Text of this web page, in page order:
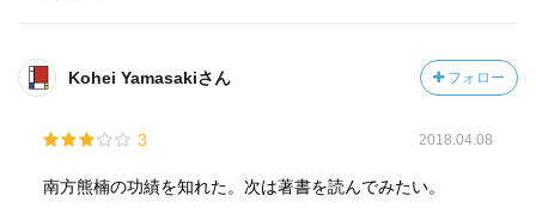
Kohei Yamasakiさん フォロー
3 2018.04.08
南方熊楠の功績を知れた。次は著書を読んでみたい。